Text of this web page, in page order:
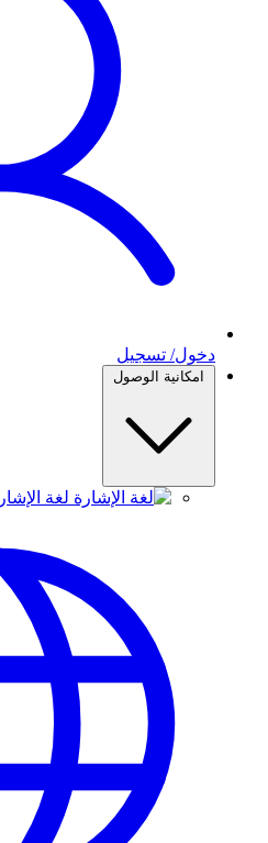
دخول/ تسجيل
امكانية الوصول
لغة